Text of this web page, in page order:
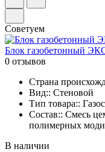
Советуем
Блок газобетонный
0 отзывов
Страна
Вид:: Стеновой
Тип товара::
Состав:: Смесь
полимерных
В наличии